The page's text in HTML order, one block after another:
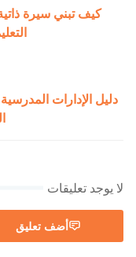
دليل الإدارات
لا يوجد تعليقات
أضف تعليق